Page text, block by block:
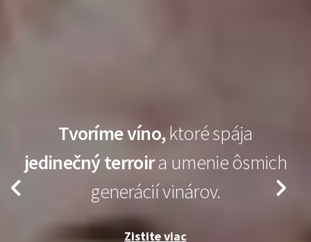
Předchozí Další
Darčekové kazetypodľa vašich
predstáv
Zistite viac